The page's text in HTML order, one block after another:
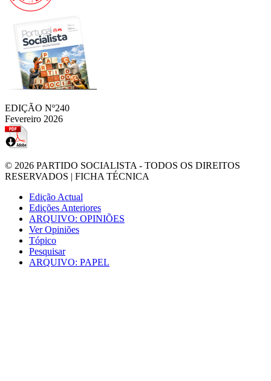
EDIÇÃO Nº240
Fevereiro 2026
© 2026 PARTIDO SOCIALISTA - TODOS OS DIREITOS
RESERVADOS | FICHA TÉCNICA
Edição Actual
Edições Anteriores
ARQUIVO: OPINIÕES
Ver Opiniões
Tópico
Pesquisar
ARQUIVO: PAPEL